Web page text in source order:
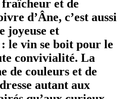
et de
d’Âne, c’est aussi
joyeuse et
: le vin se boit pour le
convivialité. La
de couleurs et de
autant aux